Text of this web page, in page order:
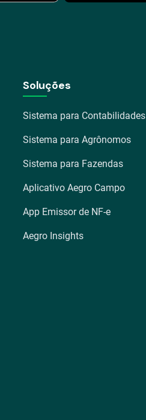
Soluções
Sistema para Contabilidades
Sistema para Agrônomos
Sistema para Fazendas
Aplicativo Aegro Campo
App Emissor de NF-e
Aegro Insights